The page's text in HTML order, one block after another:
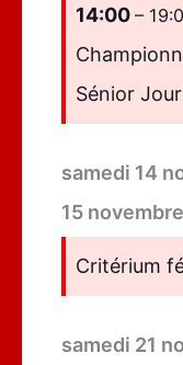
14:00 –
Sénior
samedi 14
15 novembre
Critérium
samedi 21